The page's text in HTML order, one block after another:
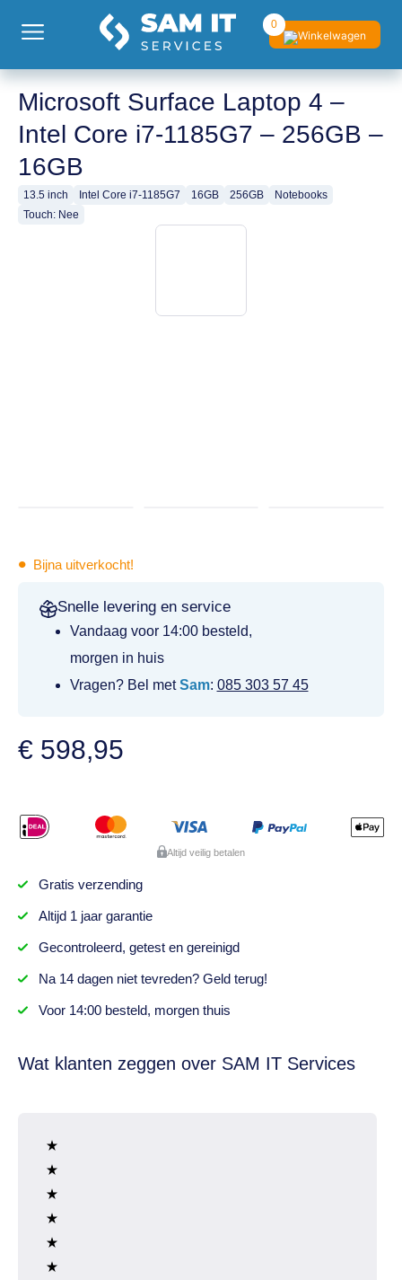
0
Microsoft Surface Laptop 4 –
Intel Core i7-1185G7 – 256GB –
16GB
13.5 inch Intel Core i7-1185G7 16GB 256GB
Notebooks
Touch: Nee
• Bijna uitverkocht!
Snelle levering en service
Vandaag voor 14:00 besteld,
morgen in huis
Vragen? Bel metSam: 085 303 57 45
€ 598,95
Altijd veilig betalen
Gratis verzending
Altijd 1 jaargarantie
Gecontroleerd, getesten gereinigd
Na 14 dagenniet tevreden? Geld terug!
Voor 14:00 besteld, morgen thuis
Wat klanten zeggen over SAM IT Services